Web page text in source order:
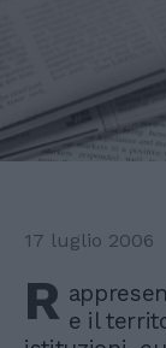
17 luglio 2006
R e il